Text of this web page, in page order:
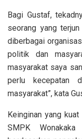
Bagi Gustaf,
seorang yang
diberbagai
politik dan
masyarakat saya
perlu kecepatan
masyarakat”, kata
Keinginan yang
SMPK